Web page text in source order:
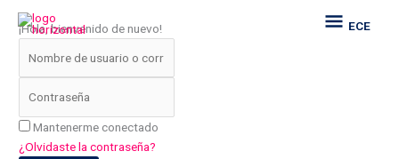
ECEECE
¡Hola, bienvenido de nuevo!
Mantenerme conectado
¿Olvidaste la contraseña?